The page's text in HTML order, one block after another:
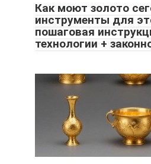
Как моют золото
инструменты для
пошаговая
технологии +